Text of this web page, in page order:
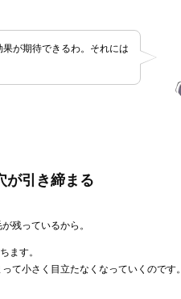
が期待できるわ。それには
が引き締まる
残っているから。
ます。
て小さく目立たなくなっていくのです。